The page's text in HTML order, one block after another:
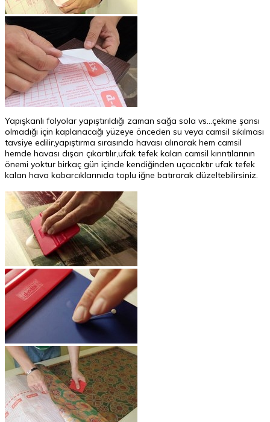
Yapışkanlı folyolar yapıştırıldığı zaman sağa sola vs...çekme şansı
olmadığı için kaplanacağı yüzeye önceden su veya camsil sıkılması
tavsiye edilir,yapıştırma sırasında havası alınarak hem camsil
hemde havası dışarı çıkartılır,ufak tefek kalan camsil kırıntılarının
önemi yoktur birkaç gün içinde kendiğinden uçacaktır ufak tefek
kalan hava kabarcıklarınıda toplu iğne batırarak düzeltebilirsiniz.